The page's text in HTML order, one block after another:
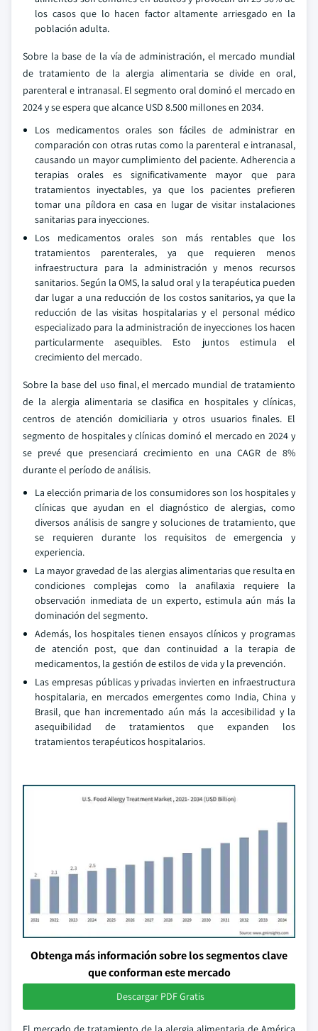
los casos que lo hacen factor altamente arriesgado en la
población adulta.
Sobre la base de la vía de administración, el mercado mundial
de tratamiento de la alergia alimentaria se divide en oral,
parenteral e intranasal. El segmento oral dominó el mercado en
2024 y se espera que alcance USD 8.500 millones en 2034.
Los medicamentos orales son fáciles de administrar en
comparación con otras rutas como la parenteral e intranasal,
causando un mayor cumplimiento del paciente. Adherencia a
terapias orales es significativamente mayor que para
tratamientos inyectables, ya que los pacientes prefieren
tomar una píldora en casa en lugar de visitar instalaciones
sanitarias para inyecciones.
Los medicamentos orales son más rentables que los
tratamientos parenterales, ya que requieren menos
infraestructura para la administración y menos recursos
sanitarios. Según la OMS, la salud oral y la terapéutica pueden
dar lugar a una reducción de los costos sanitarios, ya que la
reducción de las visitas hospitalarias y el personal médico
especializado para la administración de inyecciones los hacen
particularmente asequibles. Esto juntos estimula el
crecimiento del mercado.
Sobre la base del uso final, el mercado mundial de tratamiento
de la alergia alimentaria se clasifica en hospitales y clínicas,
centros de atención domiciliaria y otros usuarios finales. El
segmento de hospitales y clínicas dominó el mercado en 2024 y
se prevé que presenciará crecimiento en una CAGR de 8%
durante el período de análisis.
La elección primaria de los consumidores son los hospitales y
clínicas que ayudan en el diagnóstico de alergias, como
diversos análisis de sangre y soluciones de tratamiento, que
se requieren durante los requisitos de emergencia y
experiencia.
La mayor gravedad de las alergias alimentarias que resulta en
condiciones complejas como la anafilaxia requiere la
observación inmediata de un experto, estimula aún más la
dominación del segmento.
Además, los hospitales tienen ensayos clínicos y programas
de atención post, que dan continuidad a la terapia de
medicamentos, la gestión de estilos de vida y la prevención.
Las empresas públicas y privadas invierten en infraestructura
hospitalaria, en mercados emergentes como India, China y
Brasil, que han incrementado aún más la accesibilidad y la
asequibilidad de tratamientos que expanden los
tratamientos terapéuticos hospitalarios.
Obtenga más información sobre los segmentos clave
que conforman este mercado
Descargar PDF Gratis